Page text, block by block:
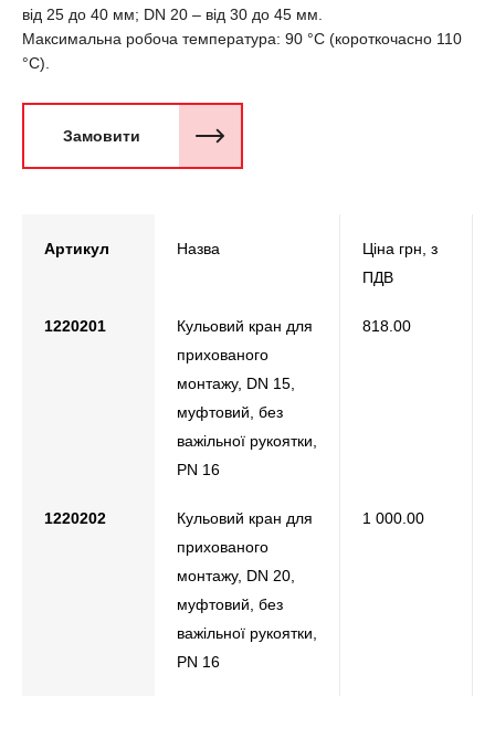
від 25 до 40 мм; DN 20 – від 30 до 45 мм.
Максимальна робоча температура: 90 °С (короткочасно 110
°С).
Замовити
Артикул Назва
Ціна грн, з
ПДВ
1220201
Кульовий кран для
прихованого
монтажу, DN 15,
муфтовий, без
важільної рукоятки,
РN 16
818.00
1220202
Кульовий кран для
прихованого
монтажу, DN 20,
муфтовий, без
важільної рукоятки,
РN 16
1 000.00